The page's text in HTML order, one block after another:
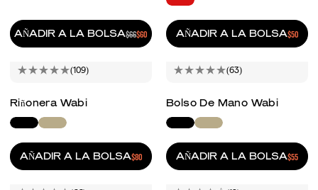
AÑADIR A LA BOLSAPRECIO REGULAR
$66
PRECIO DE VENTA
$60 AÑADIR A LA BOLSAPRECIO
$50
(109)
Riñonera Wabi
AÑADIR A LA BOLSAPRECIO REGULAR
$80
(63)
Bolso De Mano Wabi
AÑADIR A LA BOLSAPRECIO
$55